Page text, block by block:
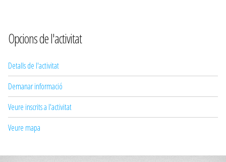
Opcions de l'activitat
Detalls de l'activitat
Demanar informació
Veure inscrits a l'activitat
Veure mapa